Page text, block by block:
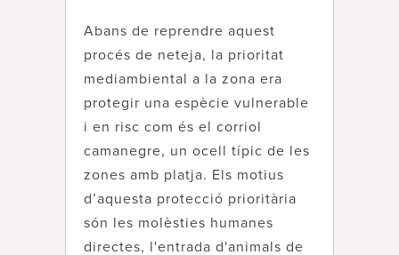
Abans de reprendre aquest
procés de neteja, la prioritat
mediambiental a la zona era
protegir una espècie vulnerable
i en risc com és el corriol
camanegre, un ocell típic de les
zones amb platja. Els motius
d’aquesta protecció prioritària
són les molèsties humanes
directes, l'entrada d'animals de